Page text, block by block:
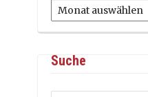
Archiv
Suche